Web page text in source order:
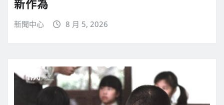
新作為
新聞中心 8 月 5, 2026